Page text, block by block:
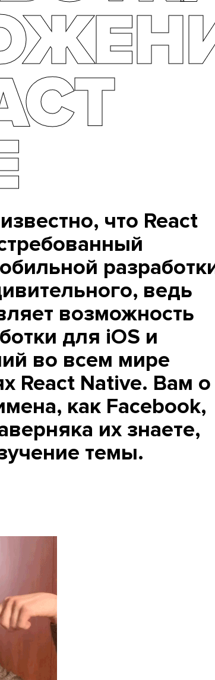
что React
ведь
возможность
для iOS и
во всем мире
React Native. Вам о
как Facebook,
их знаете,
темы.